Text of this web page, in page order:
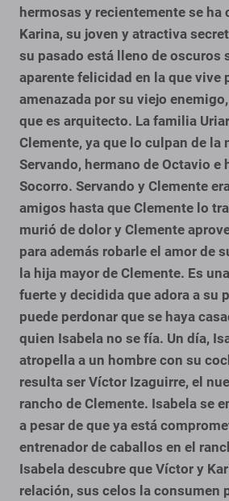
hermosas y recientemente se ha
Karina, su joven y atractiva
su pasado está lleno de oscuros
aparente felicidad en la que vive
amenazada por su viejo
que es arquitecto. La familia
Clemente, ya que lo culpan de la
Servando, hermano de Octavio e
Socorro. Servando y Clemente
amigos hasta que Clemente lo
murió de dolor y Clemente
para además robarle el amor de
la hija mayor de Clemente. Es
fuerte y decidida que adora a su
puede perdonar que se haya
quien Isabela no se fía. Un día,
atropella a un hombre con su
resulta ser Víctor Izaguirre, el
rancho de Clemente. Isabela se
a pesar de que ya está
entrenador de caballos en el
Isabela descubre que Víctor y
relación, sus celos la consumen